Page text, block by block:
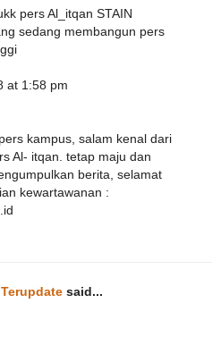
pers Al_itqan STAIN
sedang membangun pers
at 1:58 pm
kampus, salam kenal dari
Al- itqan. tetap maju dan
berita, selamat
kewartawanan :
said...